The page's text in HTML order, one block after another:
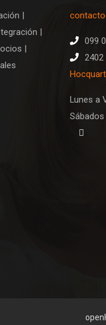
|
|
|
099
2402
Lunes a
Sábados